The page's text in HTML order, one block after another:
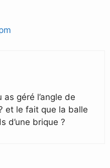
géré l’angle de
et le fait que la balle
d’une brique ?